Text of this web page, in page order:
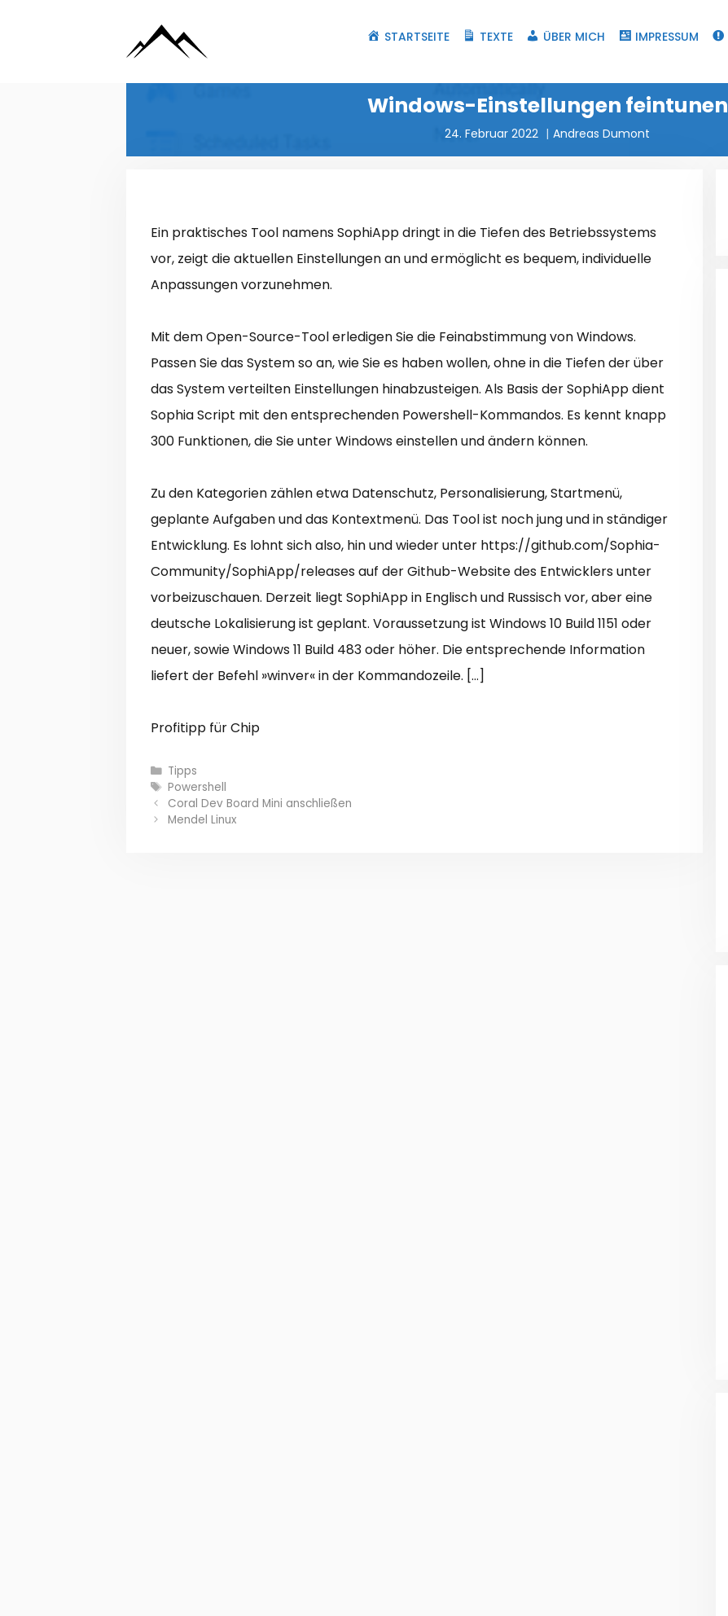
STARTSEITE TEXTE ÜBER MICH IMPRESSUM
Windows-Einstellungen feintunen
24. Februar 2022 Andreas Dumont
Ein praktisches Tool namens SophiApp dringt in die Tiefen des Betriebssystems
vor, zeigt die aktuellen Einstellungen an und ermöglicht es bequem, individuelle
Anpassungen vorzunehmen.
Mit dem Open-Source-Tool erledigen Sie die Feinabstimmung von Windows.
Passen Sie das System so an, wie Sie es haben wollen, ohne in die Tiefen der über
das System verteilten Einstellungen hinabzusteigen. Als Basis der SophiApp dient
Sophia Script mit den entsprechenden Powershell-Kommandos. Es kennt knapp
300 Funktionen, die Sie unter Windows einstellen und ändern können.
Zu den Kategorien zählen etwa Datenschutz, Personalisierung, Startmenü,
geplante Aufgaben und das Kontextmenü. Das Tool ist noch jung und in ständiger
Entwicklung. Es lohnt sich also, hin und wieder unter https://github.com/Sophia-
Community/SophiApp/releases auf der Github-Website des Entwicklers unter
vorbeizuschauen. Derzeit liegt SophiApp in Englisch und Russisch vor, aber eine
deutsche Lokalisierung ist geplant. Voraussetzung ist Windows 10 Build 1151 oder
neuer, sowie Windows 11 Build 483 oder höher. Die entsprechende Information
liefert der Befehl »winver« in der Kommandozeile. […]
Profitipp für Chip
Kategorien
Tipps
Schlagwörter
Powershell
Coral Dev Board Mini anschließen
Mendel Linux